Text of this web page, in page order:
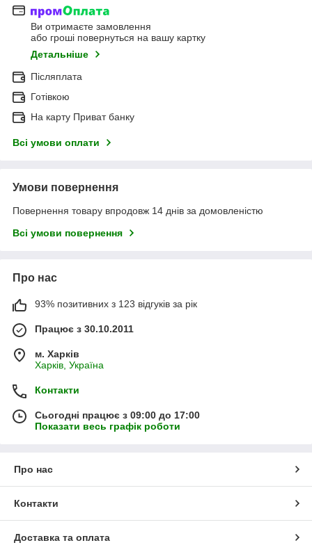
Ви отримаєте замовлення
або гроші повернуться на вашу картку
Детальніше
Післяплата
Готівкою
На карту Приват банку
Всі умови оплати
Умови повернення
Повернення товару впродовж 14 днів за домовленістю
Всі умови повернення
Про нас
93% позитивних з 123 відгуків за рік
Працює з 30.10.2011
м. Харків
Харків, Україна
Контакти
Сьогодні працює з 09:00 до 17:00
Показати весь графік роботи
Про нас
Контакти
Доставка та оплата